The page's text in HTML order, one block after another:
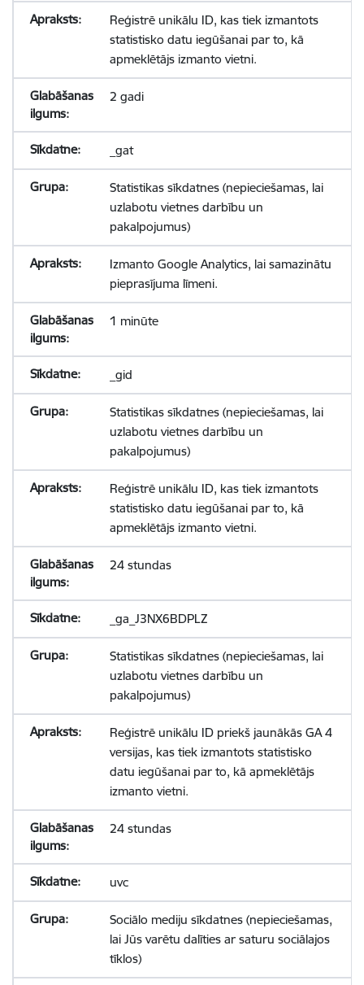
Reģistrē unikālu ID, kas tiek izmantots
statistisko datu iegūšanai par to, kā
apmeklētājs izmanto vietni.
2 gadi
_gat
Statistikas sīkdatnes (nepieciešamas, lai
uzlabotu vietnes darbību un
pakalpojumus)
Izmanto Google Analytics, lai samazinātu
pieprasījuma līmeni.
1 minūte
_gid
Statistikas sīkdatnes (nepieciešamas, lai
uzlabotu vietnes darbību un
pakalpojumus)
Reģistrē unikālu ID, kas tiek izmantots
statistisko datu iegūšanai par to, kā
apmeklētājs izmanto vietni.
24 stundas
_ga_J3NX6BDPLZ
Statistikas sīkdatnes (nepieciešamas, lai
uzlabotu vietnes darbību un
pakalpojumus)
Reģistrē unikālu ID priekš jaunākās GA 4
versijas, kas tiek izmantots statistisko
datu iegūšanai par to, kā apmeklētājs
izmanto vietni.
24 stundas
uvc
Sociālo mediju sīkdatnes (nepieciešamas,
lai Jūs varētu dalīties ar saturu sociālajos
tīklos)